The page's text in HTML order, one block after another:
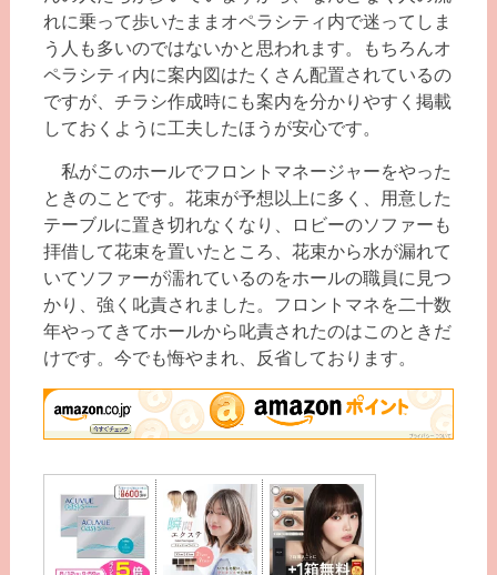
れに乗って歩いたままオペラシティ内で迷ってしま
う人も多いのではないかと思われます。もちろんオ
ペラシティ内に案内図はたくさん配置されているの
ですが、チラシ作成時にも案内を分かりやすく掲載
しておくように工夫したほうが安心です。
私がこのホールでフロントマネージャーをやった
ときのことです。花束が予想以上に多く、用意した
テーブルに置き切れなくなり、ロビーのソファーも
拝借して花束を置いたところ、花束から水が漏れて
いてソファーが濡れているのをホールの職員に見つ
かり、強く叱責されました。フロントマネを二十数
年やってきてホールから叱責されたのはこのときだ
けです。今でも悔やまれ、反省しております。